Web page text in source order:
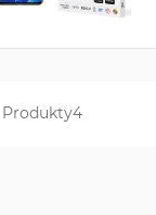
Produkty4